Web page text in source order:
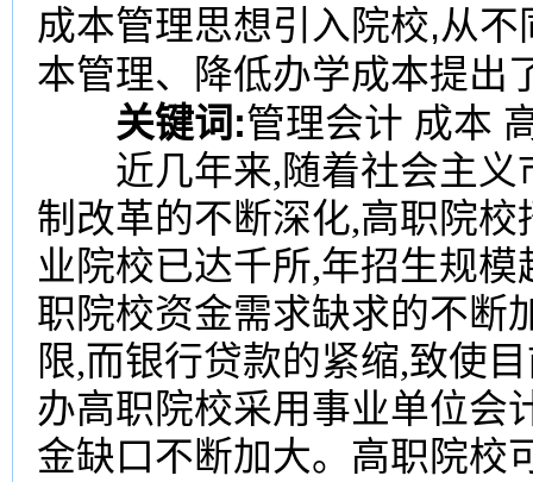
成本管理思想引入院校,从
本管理、降低办学成本提出
关键词:管理会计 成本
近几年来,随着社会主义
制改革的不断深化,高职院
业院校已达千所,年招生规
职院校资金需求缺求的不断
限,而银行贷款的紧缩,致使
办高职院校采用事业单位会
金缺口不断加大。高职院校